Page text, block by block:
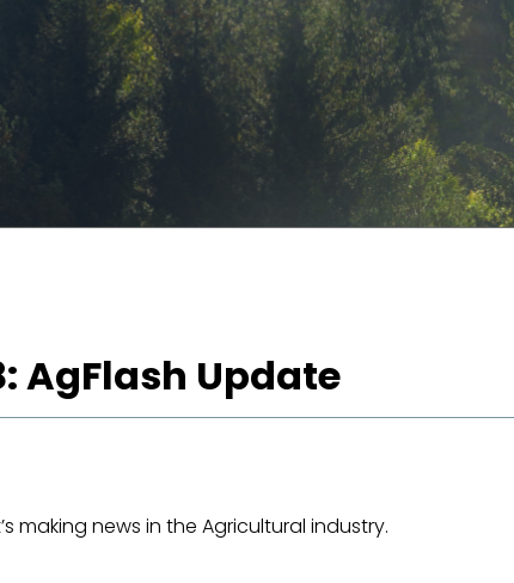
AgFlash Update
making news in the Agricultural industry.